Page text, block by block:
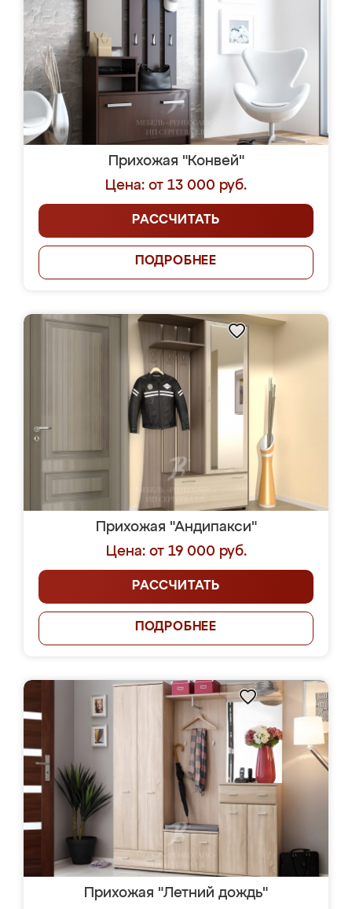
Прихожая "Конвей"
Цена: от 13 000 руб.
РАССЧИТАТЬ
ПОДРОБНЕЕ
Прихожая "Андипакси"
Цена: от 19 000 руб.
РАССЧИТАТЬ
ПОДРОБНЕЕ
Прихожая "Летний дождь"